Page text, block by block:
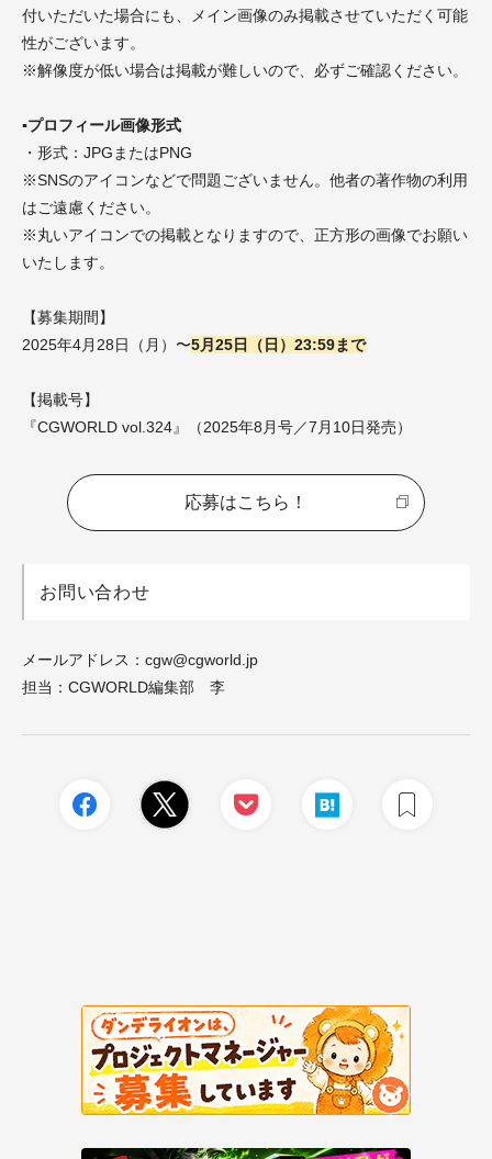
付いただいた場合にも、メイン画像のみ掲載させていただく可能
性がございます。
※解像度が低い場合は掲載が難しいので、必ずご確認ください。
▪︎プロフィール画像形式
・形式：JPGまたはPNG
※SNSのアイコンなどで問題ございません。他者の著作物の利用
はご遠慮ください。
※丸いアイコンでの掲載となりますので、正方形の画像でお願い
いたします。
【募集期間】
2025年4月28日（月）〜5月25日（日） 23:59まで
【掲載号】
『CGWORLD vol.324』（2025年8月号／7月10日発売）
応募はこちら！
お問い合わせ
メールアドレス：cgw@cgworld.jp
担当：CGWORLD編集部 李